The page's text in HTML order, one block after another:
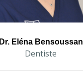
Dr. Eléna Bensoussan
Dentiste